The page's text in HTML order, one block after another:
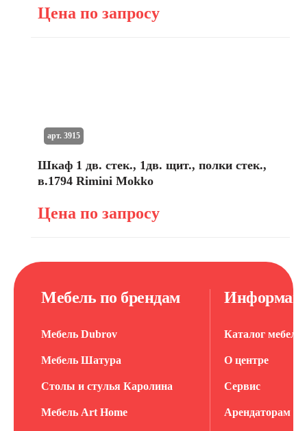
Цена по запросу
Шкаф 1 дв. стек., 1дв. щит., полки стек.,
в.1794 Rimini Mokko
Цена по запросу
арт. 3915
Мебель по брендам
Мебель Dubrov
Мебель Шатура
Столы и стулья Каролина
Мебель Art Home
Каталог мебели
О центре
Сервис
Арендаторам